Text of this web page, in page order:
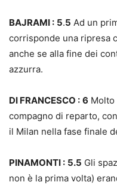
BAJRAMI : 5.5 Ad un
corrisponde una ripresa
anche se alla fine dei
azzurra.
DI FRANCESCO : 6
compagno di reparto,
il Milan nella fase finale
PINAMONTI : 5.5 Gli
non è la prima volta)